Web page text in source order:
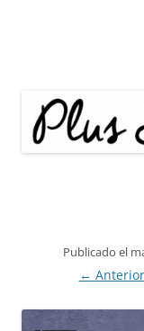
Plus
Publicado el
← Anterior